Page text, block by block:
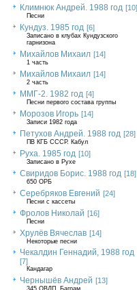
Климнюк Андрей. 1988 год [10]
Песни
Кундуз. 1985 год [6]
Записано в клубах Кундузского
гарнизона
Михайлов Михаил [14]
1 часть
Михайлов Михаил [14]
2 часть
ММГ-2. 1982 год [4]
Песни первого состава группы
Морозов Игорь [14]
Записи 1982 года
Петухов Андрей. 1988 год [28]
ПВ КГБ СССР. Кабул
Руха. 1985 год [10]
Записано в Рухе
Свиридов Борис. 1988 год [18]
650 ОРБ
Серебряков Евгений [24]
Песни с кассеты
Фролов Николай [16]
Песни
Хрулёв Вячеслав [14]
Некоторые песни
Чекалдин Геннадий, 1988 год
[7]
Кандагар
Чернышёв Андрей [13]
345 ОВДП, Баграм